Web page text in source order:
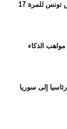
الترجي الرياضي التونسي بطلا لكأس تونس للمرة 17
مواهب الذكاء
إلى سوريا